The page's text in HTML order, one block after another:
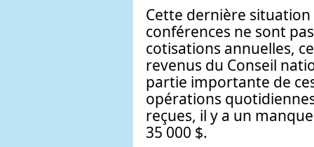
Cette dernière
conférences ne sont
cotisations annuelles,
revenus du Conseil
partie importante de
opérations
reçues, il y a un
35 000 $.